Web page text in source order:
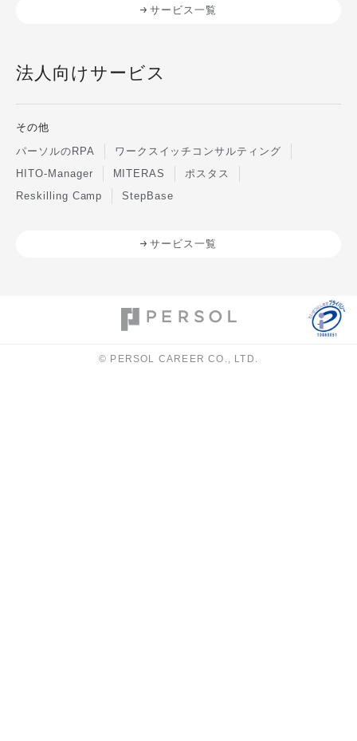
サービス一覧
法人向けサービス
その他
パーソルのRPA
ワークスイッチコンサルティング
HITO-Manager
MITERAS
ポスタス
Reskilling Camp
StepBase
サービス一覧
© PERSOL CAREER CO., LTD.